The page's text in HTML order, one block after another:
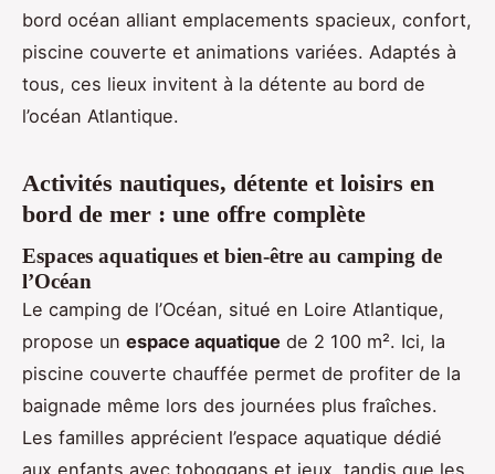
bord océan alliant emplacements spacieux, confort,
piscine couverte et animations variées. Adaptés à
tous, ces lieux invitent à la détente au bord de
l’océan Atlantique.
Activités nautiques, détente et loisirs en
bord de mer : une offre complète
Espaces aquatiques et bien-être au camping de
l’Océan
Le camping de l’Océan, situé en Loire Atlantique,
propose un espace aquatique de 2 100 m². Ici, la
piscine couverte chauffée permet de profiter de la
baignade même lors des journées plus fraîches.
Les familles apprécient l’espace aquatique dédié